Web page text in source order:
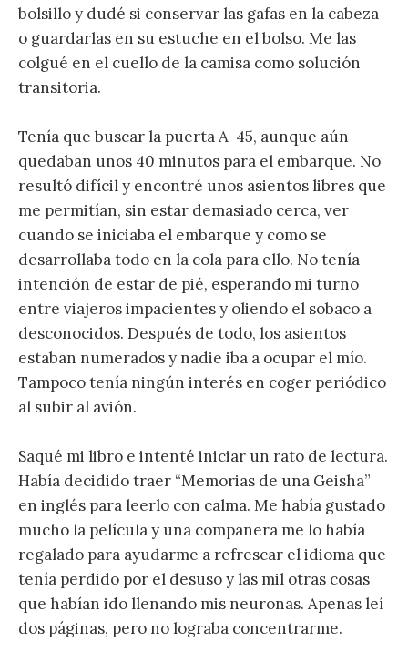
bolsillo y dudé si conservar las gafas en la cabeza
o guardarlas en su estuche en el bolso. Me las
colgué en el cuello de la camisa como solución
transitoria.
Tenía que buscar la puerta A-45, aunque aún
quedaban unos 40 minutos para el embarque. No
resultó difícil y encontré unos asientos libres que
me permitían, sin estar demasiado cerca, ver
cuando se iniciaba el embarque y como se
desarrollaba todo en la cola para ello. No tenía
intención de estar de pié, esperando mi turno
entre viajeros impacientes y oliendo el sobaco a
desconocidos. Después de todo, los asientos
estaban numerados y nadie iba a ocupar el mío.
Tampoco tenía ningún interés en coger periódico
al subir al avión.
Saqué mi libro e intenté iniciar un rato de lectura.
Había decidido traer “Memorias de una Geisha”
en inglés para leerlo con calma. Me había gustado
mucho la película y una compañera me lo había
regalado para ayudarme a refrescar el idioma que
tenía perdido por el desuso y las mil otras cosas
que habían ido llenando mis neuronas. Apenas leí
dos páginas, pero no lograba concentrarme.